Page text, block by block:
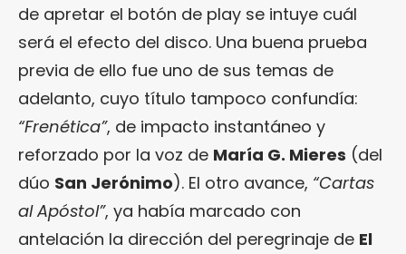
de apretar el botón de play se intuye cuál
será el efecto del disco. Una buena prueba
previa de ello fue uno de sus temas de
adelanto, cuyo título tampoco confundía:
“Frenética”, de impacto instantáneo y
reforzado por la voz de María G. Mieres (del
dúo San Jerónimo). El otro avance, “Cartas
al Apóstol”, ya había marcado con
antelación la dirección del peregrinaje de El